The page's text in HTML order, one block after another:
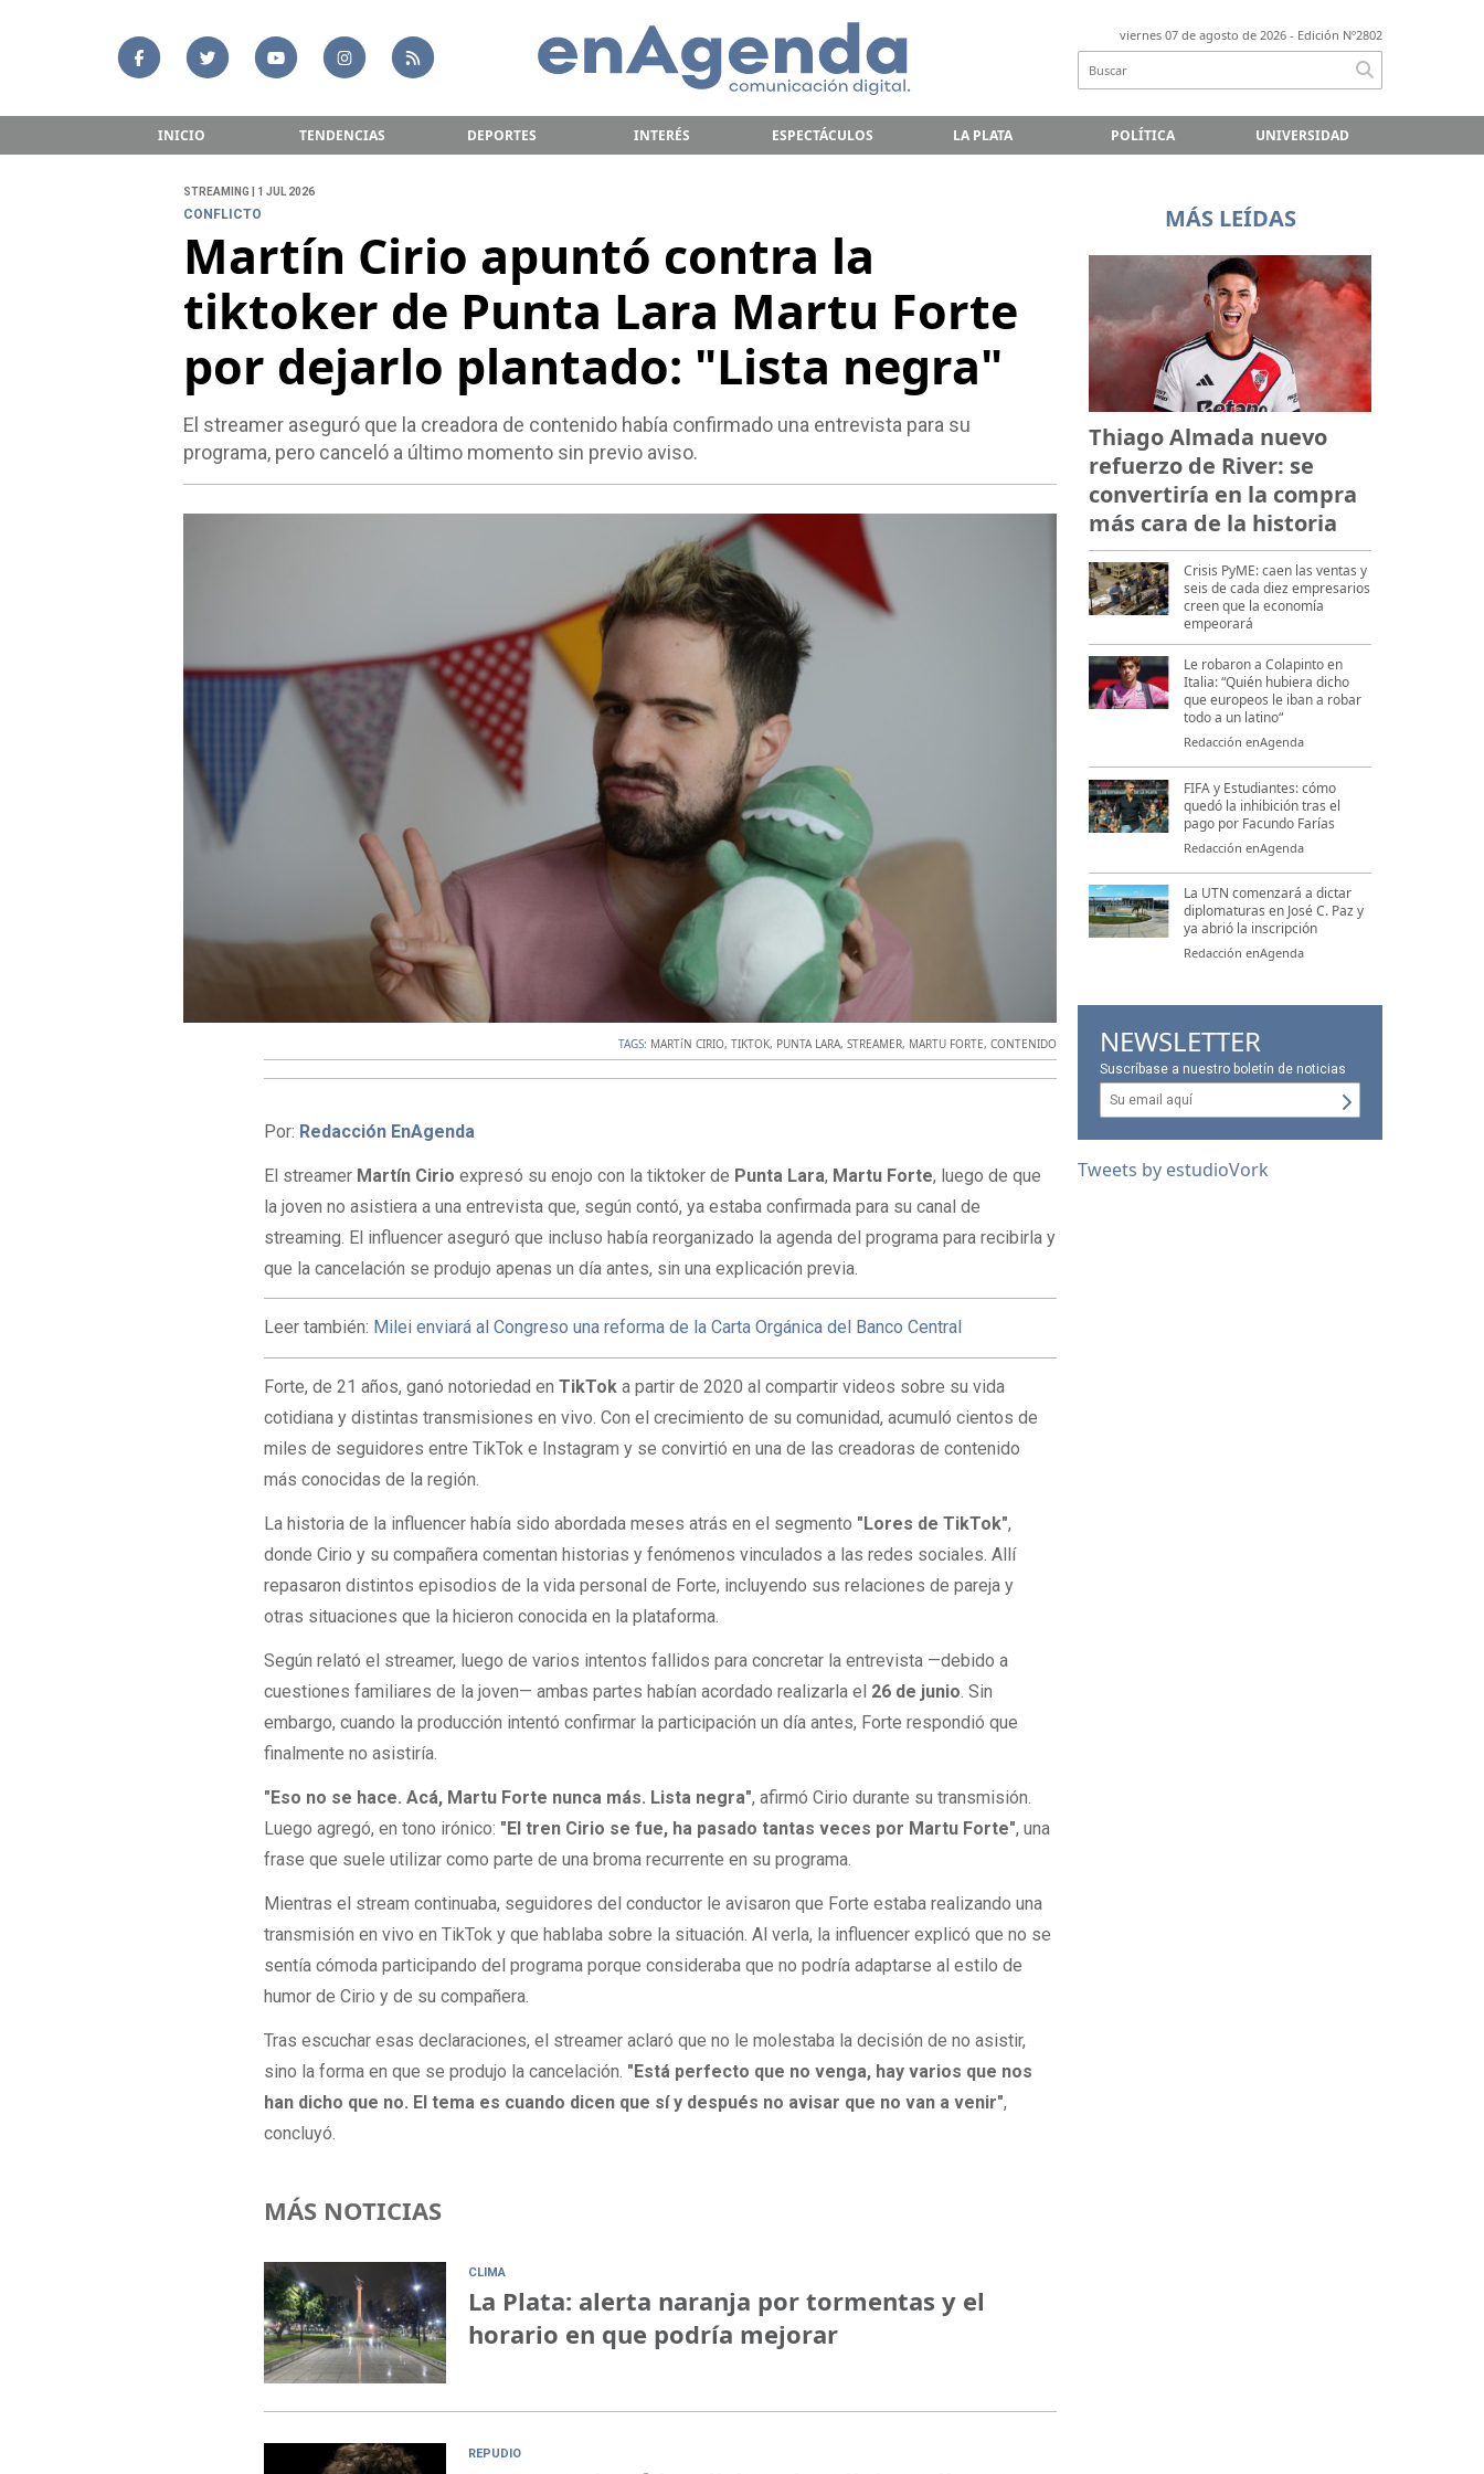
viernes 07 de agosto de 2026 - Edición Nº2802
INICIO TENDENCIAS DEPORTES INTERÉS ESPECTÁCULOS LA PLATA POLÍTICA UNIVERSIDAD
STREAMING | 1 JUL 2026
CONFLICTO
Martín Cirio apuntó contra la
tiktoker de Punta Lara Martu Forte
por dejarlo plantado: "Lista negra"
El streamer aseguró que la creadora de contenido había confirmado una entrevista para su
programa, pero canceló a último momento sin previo aviso.
TAGS: MARTíN CIRIO,TIKTOK, PUNTA LARA,STREAMER, MARTU FORTE,CONTENIDO
Por: Redacción EnAgenda
El streamer Martín Cirio expresó su enojo con la tiktoker de Punta Lara, Martu Forte, luego de que
la joven no asistiera a una entrevista que, según contó, ya estaba confirmada para su canal de
streaming. El influencer aseguró que incluso había reorganizado la agenda del programa para recibirla y
que la cancelación se produjo apenas un día antes, sin una explicación previa.
Leer también: Milei enviará al Congreso una reforma de la Carta Orgánica del Banco Central
Forte, de 21 años, ganó notoriedad enTikTok a partir de 2020 al compartir videos sobre su vida
cotidiana y distintas transmisiones en vivo. Con el crecimiento de su comunidad, acumuló cientos de
miles de seguidores entre TikTok e Instagram y se convirtió en una de las creadoras de contenido
más conocidas de la región.
La historia de la influencer había sido abordada meses atrás en el segmento "Lores de TikTok",
donde Cirio y su compañera comentan historias y fenómenos vinculados a las redes sociales. Allí
repasaron distintos episodios de la vida personal de Forte, incluyendo sus relaciones de pareja y
otras situaciones que la hicieron conocida en la plataforma.
Según relató el streamer, luego de varios intentos fallidos para concretar la entrevista —debido a
cuestiones familiares de la joven— ambas partes habían acordado realizarla el 26 de junio. Sin
embargo, cuando la producción intentó confirmar la participación un día antes, Forte respondió que
finalmente no asistiría.
"Eso no se hace. Acá, Martu Forte nunca más. Lista negra", afirmó Cirio durante su transmisión.
Luego agregó, en tono irónico: "El tren Cirio se fue, ha pasado tantas veces por Martu Forte", una
frase que suele utilizar como parte de una broma recurrente en su programa.
Mientras el stream continuaba, seguidores del conductor le avisaron que Forte estaba realizando una
transmisión en vivo en TikTok y que hablaba sobre la situación. Al verla, la influencer explicó que no se
sentía cómoda participando del programa porque consideraba que no podría adaptarse al estilo de
humor de Cirio y de su compañera.
Tras escuchar esas declaraciones, el streamer aclaró que no le molestaba la decisión de no asistir,
sino la forma en que se produjo la cancelación. "Está perfecto que no venga, hay varios que nos
han dicho que no. El tema es cuando dicen que sí y después no avisar que no van a venir",
concluyó.
MÁS NOTICIAS
CLIMA
La Plata: alerta naranja por tormentas y el
horario en que podría mejorar
REPUDIO
MÁS LEÍDAS
Thiago Almada nuevo
refuerzo de River: se
convertiría en la compra
más cara de la historia
Crisis PyME: caen las ventas y
seis de cada diez empresarios
creen que la economía
empeorará
Le robaron a Colapinto en
Italia: “Quién hubiera dicho
que europeos le iban a robar
todo a un latino“
Redacción enAgenda
FIFA y Estudiantes: cómo
quedó la inhibición tras el
pago por Facundo Farías
Redacción enAgenda
La UTN comenzará a dictar
diplomaturas en José C. Paz y
ya abrió la inscripción
Redacción enAgenda
NEWSLETTER
Suscríbase a nuestro boletín de noticias
Tweets by estudioVork